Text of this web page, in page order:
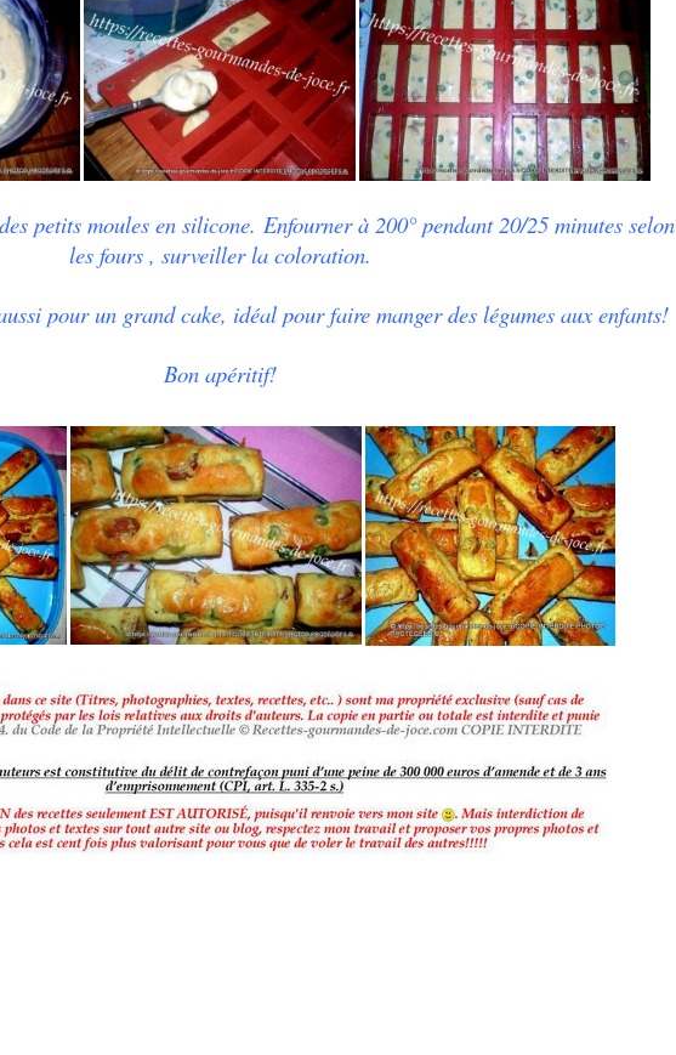
petits moules en silicone. Enfourner à 200° pendant 20/25 minutes selon
les fours , surveiller la coloration.
pour un grand cake, idéal pour faire manger des légumes aux enfants!
Bon apéritif!